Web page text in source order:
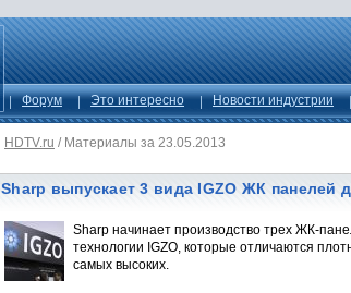
Форум Это интересно Новости индустрии
HDTV.ru / Материалы за 23.05.2013
Sharp выпускает 3 вида IGZO ЖК панелей
Sharp начинает производство трех ЖК-
технологии IGZO, которые отличаются
самых высоких.